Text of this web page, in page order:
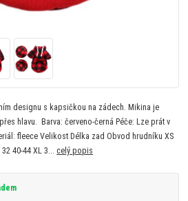
designu s kapsičkou na zádech. Mikina je
hlavu. Barva: červeno-černá Péče: Lze prát v
fleece Velikost Délka zad Obvod hrudníku XS
32 40-44 XL 3...celý popis